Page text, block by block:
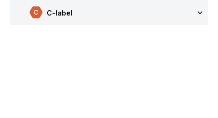
C-label